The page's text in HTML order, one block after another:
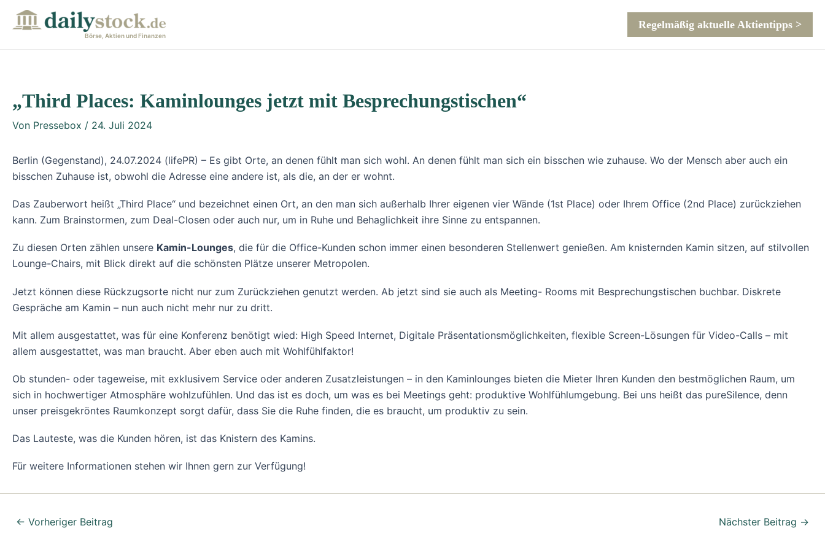
Inhalt
Börse, Aktien und Finanzen
Regelmäßig aktuelle Aktientipps >
„Third Places: Kaminlounges jetzt mit Besprechungstischen“
Von Pressebox / 24. Juli 2024
Berlin (Gegenstand), 24.07.2024 (lifePR) – Es gibt Orte, an denen fühlt man sich wohl. An denen fühlt man sich ein bisschen wie zuhause. Wo der Mensch aber auch ein
bisschen Zuhause ist, obwohl die Adresse eine andere ist, als die, an der er wohnt.
Das Zauberwort heißt „Third Place“ und bezeichnet einen Ort, an den man sich außerhalb Ihrer eigenen vier Wände (1st Place) oder Ihrem Office (2nd Place) zurückziehen
kann. Zum Brainstormen, zum Deal-Closen oder auch nur, um in Ruhe und Behaglichkeit ihre Sinne zu entspannen.
Zu diesen Orten zählen unsere Kamin-Lounges, die für die Office-Kunden schon immer einen besonderen Stellenwert genießen. Am knisternden Kamin sitzen, auf stilvollen
Lounge-Chairs, mit Blick direkt auf die schönsten Plätze unserer Metropolen.
Jetzt können diese Rückzugsorte nicht nur zum Zurückziehen genutzt werden. Ab jetzt sind sie auch als Meeting- Rooms mit Besprechungstischen buchbar. Diskrete
Gespräche am Kamin – nun auch nicht mehr nur zu dritt.
Mit allem ausgestattet, was für eine Konferenz benötigt wied: High Speed Internet, Digitale Präsentationsmöglichkeiten, flexible Screen-Lösungen für Video-Calls – mit
allem ausgestattet, was man braucht. Aber eben auch mit Wohlfühlfaktor!
Ob stunden- oder tageweise, mit exklusivem Service oder anderen Zusatzleistungen – in den Kaminlounges bieten die Mieter Ihren Kunden den bestmöglichen Raum, um
sich in hochwertiger Atmosphäre wohlzufühlen. Und das ist es doch, um was es bei Meetings geht: produktive Wohlfühlumgebung. Bei uns heißt das pureSilence, denn
unser preisgekröntes Raumkonzept sorgt dafür, dass Sie die Ruhe finden, die es braucht, um produktiv zu sein.
Das Lauteste, was die Kunden hören, ist das Knistern des Kamins.
Für weitere Informationen stehen wir Ihnen gern zur Verfügung!
navigation
← Vorheriger Beitrag Nächster Beitrag →